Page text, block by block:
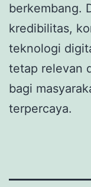
berkembang.
kredibilitas,
teknologi
tetap relevan
bagi
terpercaya.